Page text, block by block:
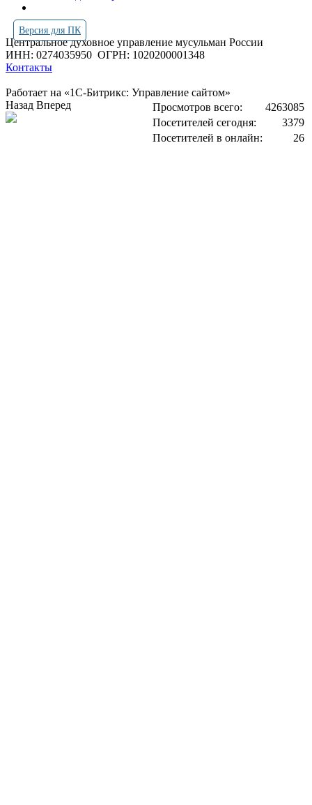
Версия для ПК
Центральное духовное управление мусульман России
ИНН: 0274035950 ОГРН: 1020200001348
Контакты
Работает на «1С-Битрикс: Управление сайтом»
Просмотров всего:
4263085
Посетителей сегодня:
3379
Посетителей в онлайн:
26
Назад Вперед